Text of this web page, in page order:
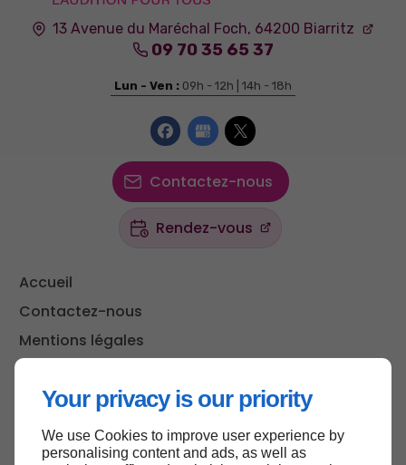
Your privacy is our priority
We use Cookies to improve user experience by
personalising content and ads, as well as
13 Avenue du Maréchal Foch, 64200 Biarritz
09 70 35 65 37
Lun - Ven : 09h - 12h | 14h - 18h
Contactez-nous
Rendez-vous
Accueil
Contactez-nous
Mentions légales
Haut de page